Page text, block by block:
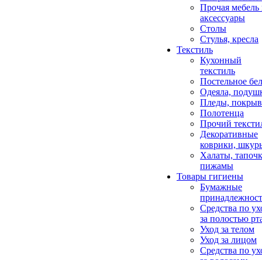
Прочая мебель
аксессуары
Столы
Стулья, кресла
Текстиль
Кухонный
текстиль
Постельное
Одеяла,
Пледы,
Полотенца
Прочий
Декоративные
коврики,
Халаты,
пижамы
Товары гигиены
Бумажные
Средства по
за полостью
Уход за телом
Уход за лицом
Средства по